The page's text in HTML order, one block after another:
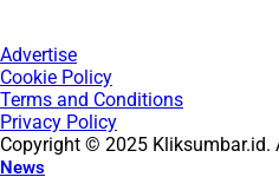
Advertise
Cookie Policy
Terms and Conditions
Privacy Policy
Copyright © 2025 Kliksumbar.id.
News